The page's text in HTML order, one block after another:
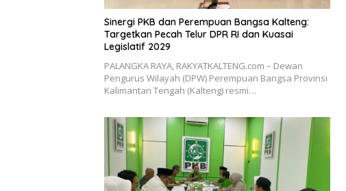
Sinergi PKB dan Perempuan Bangsa Kalteng:
Targetkan Pecah Telur DPR RI dan Kuasai
Legislatif 2029
PALANGKA RAYA, RAKYATKALTENG.com – Dewan
Pengurus Wilayah (DPW) Perempuan Bangsa Provinsi
Kalimantan Tengah (Kalteng) resmi…